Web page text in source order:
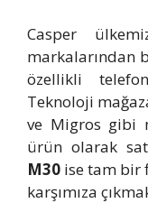
Casper
markalarından
özellikli
Teknoloji
ve Migros gibi
ürün olarak
M30 ise tam bir
karşımıza